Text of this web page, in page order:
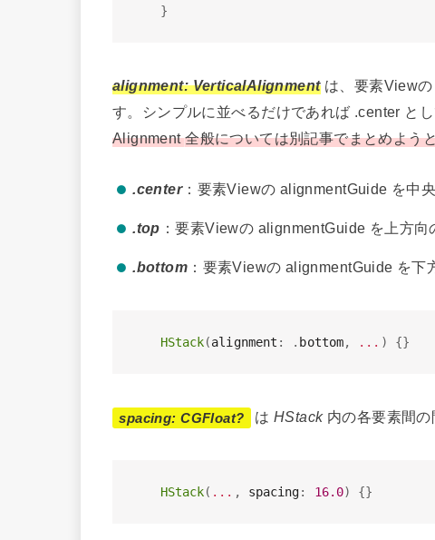
}
alignment: VerticalAlignmentは、要素Viewの
す。シンプルに並べるだけであれば .center とし
Alignment 全般については別記事でまとめよう
.center：要素Viewの alignmentGuide を中
.top ：要素Viewの alignmentGuide を上方向
.bottom ：要素Viewの alignmentGuide を下
HStack(alignment : . bottom, ... ) {}
spacing: CGFloat? はHStack内の各要素間の
HStack( ... , spacing: 16.0) {}